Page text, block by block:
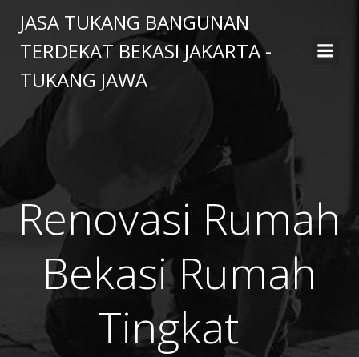
to
content
JASA TUKANG BANGUNAN
TERDEKAT BEKASI JAKARTA -
TUKANG JAWA
Renovasi Rumah
Bekasi Rumah
Tingkat